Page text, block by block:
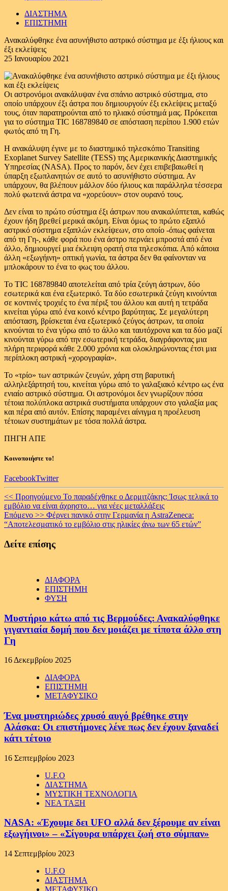
ΔΙΑΣΤΗΜΑ
ΕΠΙΣΤΗΜΗ
Ανακαλύφθηκε ένα ασυνήθιστο αστρικό σύστημα με έξι ήλιους και
έξι εκλείψεις
25 Ιανουαρίου 2021
Οι αστρονόμοι ανακάλυψαν ένα σπάνιο αστρικό σύστημα, στο
οποίο υπάρχουν έξι άστρα που δημιουργούν έξι εκλείψεις μεταξύ
τους, όταν παρατηρούνται από το ηλιακό σύστημά μας. Πρόκειται
για το σύστημα TIC 168789840 σε απόσταση περίπου 1.900 ετών
φωτός από τη Γη.
Η ανακάλυψη έγινε με το διαστημικό τηλεσκόπιο Transiting
Exoplanet Survey Satellite (TESS) της Αμερικανικής Διαστημικής
Υπηρεσίας (NASA). Προς το παρόν, δεν έχει επιβεβαιωθεί η
ύπαρξη εξωπλανητών σε αυτό το ασυνήθιστο σύστημα. Αν
υπάρχουν, θα βλέπουν μάλλον δύο ήλιους και παράλληλα τέσσερα
πολύ φωτεινά άστρα να «χορεύουν» στον ουρανό τους.
Δεν είναι το πρώτο σύστημα έξι άστρων που ανακαλύπτεται, καθώς
έχουν ήδη βρεθεί μερικά ακόμη. Είναι όμως το πρώτο εξαπλό
αστρικό σύστημα εξαπλών εκλείψεων, στο οποίο -όπως φαίνεται
από τη Γη-, κάθε φορά που ένα άστρο περνάει μπροστά από ένα
άλλο, δημιουργεί μια έκλειψη ορατή στα τηλεσκόπια. Από κάποια
άλλη «εξωγήινη» οπτική γωνία, τα άστρα δεν θα φαίνονταν να
μπλοκάρουν το ένα το φως του άλλου.
Το TIC 168789840 αποτελείται από τρία ζεύγη άστρων, δύο
εσωτερικά και ένα εξωτερικό. Τα δύο εσωτερικά ζεύγη κινούνται
σε κοντινές τροχιές το ένα πέριξ του άλλου και αυτή η τετράδα
κινείται γύρω από ένα κοινό κέντρο βαρύτητας. Σε μεγαλύτερη
απόσταση, βρίσκεται ένα εξωτερικό ζεύγος άστρων, τα οποία
κινούνται το ένα γύρω από το άλλο και ταυτόχρονα και τα δύο μαζί
κινούνται γύρω από την εσωτερική τετράδα, διαγράφοντας μια
πλήρη περιφορά κάθε 2.000 χρόνια και ολοκληρώνοντας έτσι μια
περίπλοκη αστρική «χορογραφία».
Το «τρίο» των αστρικών ζευγών, χάρη στη βαρυτική
αλληλεξάρτησή του, κινείται γύρω από το γαλαξιακό κέντρο ως ένα
ενιαίο αστρικό σύστημα. Οι αστρονόμοι δεν γνωρίζουν πόσα
τέτοια πολύπλοκα αστρικά συστήματα υπάρχουν στο γαλαξία μας
και πέρα από αυτόν. Επίσης παραμένει αίνιγμα η προέλευση
τέτοιων συστημάτων με τόσα πολλά άστρα.
ΠΗΓΗ ΑΠΕ
Κοινοποιήστε το!
FacebookTwitter
Continue
Reading
<< Προηγούμενο Το παραδέχθηκε ο Δερμιτζάκης: Ίσως τελικά το
εμβόλιο να είναι άχρηστο… για νέες μεταλλάξεις
Επόμενο >> Φέρνει πανικό στην Γερμανία η AstraZeneca:
“Αποτελεσματικό το εμβόλιο στις ηλικίες άνω των 65 ετών”
Δείτε επίσης
ΔΙΑΦΟΡΑ
ΕΠΙΣΤΗΜΗ
ΦΥΣΗ
Μυστήριο κάτω από τις Βερμούδες: Ανακαλύφθηκε
γιγαντιαία δομή που δεν μοιάζει με τίποτα άλλο στη
Γη
16 Δεκεμβρίου 2025
ΔΙΑΦΟΡΑ
ΕΠΙΣΤΗΜΗ
ΜΕΤΑΦΥΣΙΚΟ
Ένα μυστηριώδες χρυσό αυγό βρέθηκε στην
Αλάσκα: Οι επιστήμονες λένε πως δεν έχουν ξαναδεί
κάτι τέτοιο
16 Σεπτεμβρίου 2023
U.F.O
ΔΙΑΣΤΗΜΑ
ΜΥΣΤΙΚΗ ΤΕΧΝΟΛΟΓΙΑ
ΝΕΑ ΤΑΞΗ
NASA: «Έχουμε δει UFO αλλά δεν ξέρουμε αν είναι
εξωγήινοι» – «Σίγουρα υπάρχει ζωή στο σύμπαν»
14 Σεπτεμβρίου 2023
U.F.O
ΔΙΑΣΤΗΜΑ
ΜΕΤΑΦΥΣΙΚΟ